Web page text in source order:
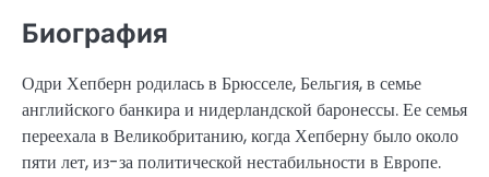
Биография
Одри Хепберн родилась в Брюсселе, Бельгия, в семье
английского банкира и нидерландской баронессы. Ее семья
переехала в Великобританию, когда Хепберну было около
пяти лет, из-за политической нестабильности в Европе.